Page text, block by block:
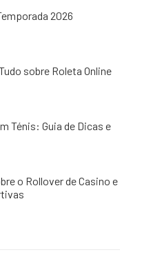
2026
sobre Roleta Online
Ténis: Guia de Dicas e
o Rollover de Casino e